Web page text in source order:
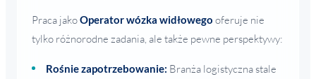
Praca jakoOperator wózka widłowego oferuje nie
tylko różnorodne zadania, ale także pewne perspektywy:
Rośnie zapotrzebowanie: Branża logistyczna stale